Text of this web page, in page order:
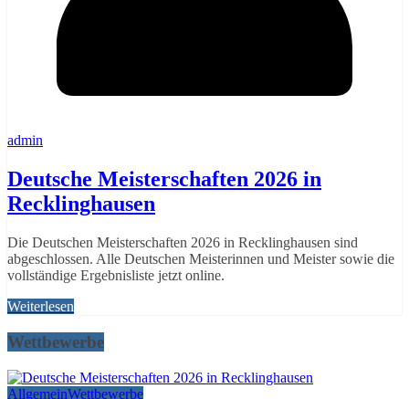
admin
Deutsche Meisterschaften 2026 in
Recklinghausen
Die Deutschen Meisterschaften 2026 in Recklinghausen sind
abgeschlossen. Alle Deutschen Meisterinnen und Meister sowie die
vollständige Ergebnisliste jetzt online.
Weiterlesen
Wettbewerbe
AllgemeinWettbewerbe